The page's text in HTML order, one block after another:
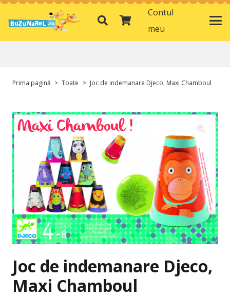
Contul
meu
Prima pagină > Toate > Joc de indemanare Djeco, Maxi Chamboul
Joc de indemanare Djeco,
Maxi Chamboul